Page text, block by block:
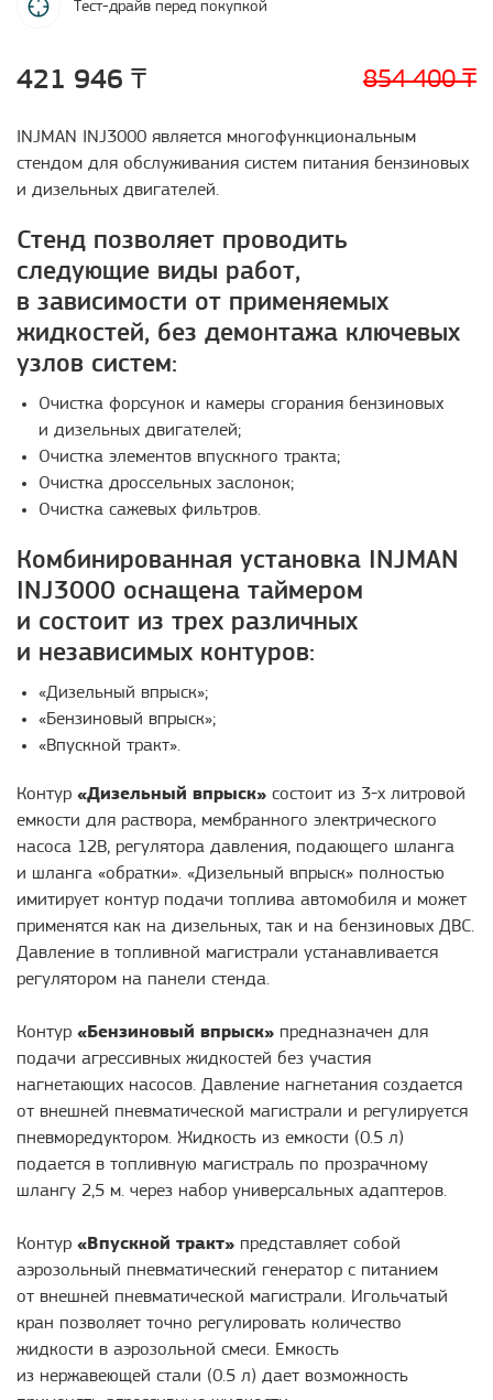
Тест-драйв перед покупкой
421 946 ₸ 854 400 ₸
INJMAN INJ3000 является многофункциональным
стендом для обслуживания систем питания бензиновых
и дизельных двигателей.
Стенд позволяет проводить
следующие виды работ,
в зависимости от применяемых
жидкостей, без демонтажа ключевых
узлов систем:
Очистка форсунок и камеры сгорания бензиновых
и дизельных двигателей;
Очистка элементов впускного тракта;
Очистка дроссельных заслонок;
Очистка сажевых фильтров.
Комбинированная установка INJMAN
INJ3000 оснащена таймером
и состоит из трех различных
и независимых контуров:
«Дизельный впрыск»;
«Бензиновый впрыск»;
«Впускной тракт».
Контур «Дизельный впрыск» состоит из 3-х литровой
емкости для раствора, мембранного электрического
насоса 12В, регулятора давления, подающего шланга
и шланга «обратки». «Дизельный впрыск» полностью
имитирует контур подачи топлива автомобиля и может
применятся как на дизельных, так и на бензиновых ДВС.
Давление в топливной магистрали устанавливается
регулятором на панели стенда.
Контур «Бензиновый впрыск» предназначен для
подачи агрессивных жидкостей без участия
нагнетающих насосов. Давление нагнетания создается
от внешней пневматической магистрали и регулируется
пневморедуктором. Жидкость из емкости (0.5 л)
подается в топливную магистраль по прозрачному
шлангу 2,5 м. через набор универсальных адаптеров.
Контур «Впускной тракт» представляет собой
аэрозольный пневматический генератор с питанием
от внешней пневматической магистрали. Игольчатый
кран позволяет точно регулировать количество
жидкости в аэрозольной смеси. Емкость
из нержавеющей стали (0.5 л) дает возможность